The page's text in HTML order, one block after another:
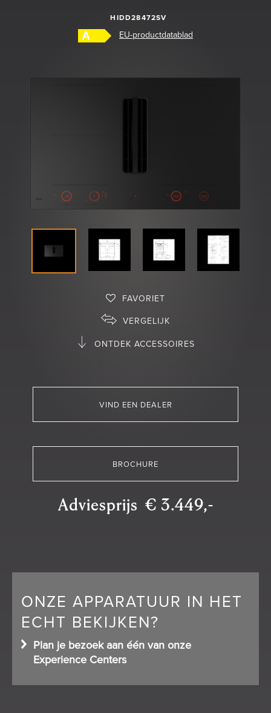
HIDD28472SV
EU-productdatablad
FAVORIET
VERGELIJK
ONTDEK ACCESSOIRES
VIND EEN DEALER
BROCHURE
Adviesprijs € 3.449,-
ONZE APPARATUUR IN HET
ECHT BEKIJKEN?
Plan je bezoek aan één van onze
Experience Centers